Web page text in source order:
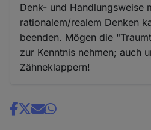
Denk- und Handlungsweise
rationalem/realem Denken
beenden. Mögen die
zur Kenntnis nehmen; auch
Zähneklappern!
Share